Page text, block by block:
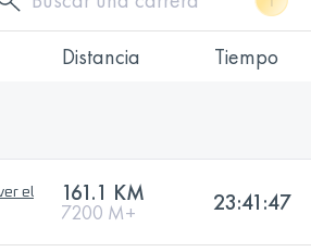
Distancia Tiempo
el
161.1 KM
7200 M+ 23:41:47